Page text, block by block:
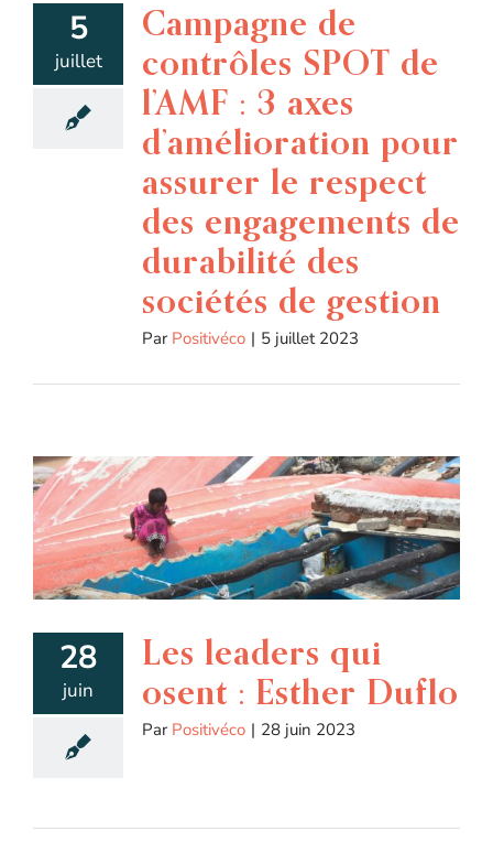
5
juillet
Campagne de
contrôles SPOT de
l’AMF : 3 axes
d’amélioration pour
assurer le respect
des engagements de
durabilité des
sociétés de gestion
Par Positivéco | 5 juillet 2023
28
juin
Les leaders qui
osent : Esther Duflo
Par Positivéco | 28 juin 2023